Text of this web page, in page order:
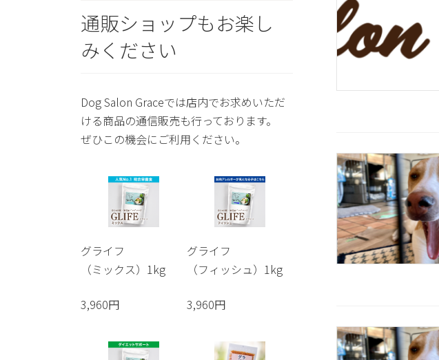
通販ショップもお楽し
みください
Dog Salon Graceでは店内でお求めいただ
ける商品の通信販売も行っております。
ぜひこの機会にご利用ください。
グライフ
（ミックス）1kg
3,960円
グライフ
（フィッシュ）1kg
3,960円